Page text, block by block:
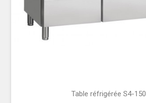
Table réfrigérée S4-150